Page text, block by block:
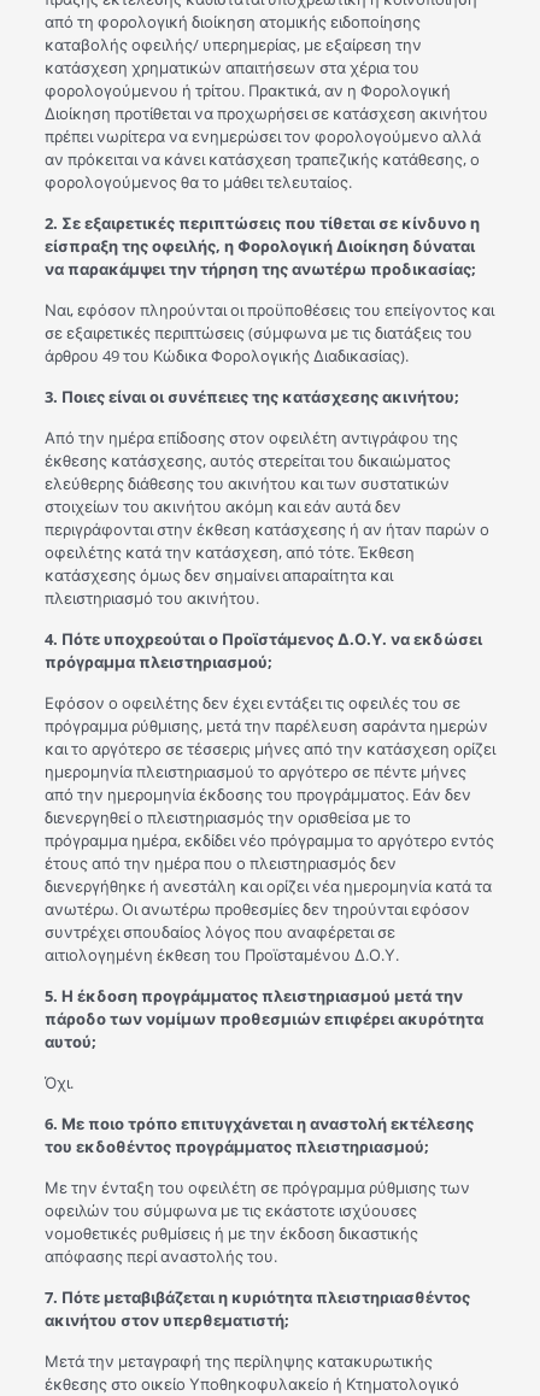
από τη φορολογική διοίκηση ατομικής ειδοποίησης
καταβολής οφειλής/ υπερημερίας, με εξαίρεση την
κατάσχεση χρηματικών απαιτήσεων στα χέρια του
φορολογούμενου ή τρίτου. Πρακτικά, αν η Φορολογική
Διοίκηση προτίθεται να προχωρήσει σε κατάσχεση ακινήτου
πρέπει νωρίτερα να ενημερώσει τον φορολογούμενο αλλά
αν πρόκειται να κάνει κατάσχεση τραπεζικής κατάθεσης, ο
φορολογούμενος θα το μάθει τελευταίος.
2. Σε εξαιρετικές περιπτώσεις που τίθεται σε κίνδυνο η
είσπραξη της οφειλής, η Φορολογική Διοίκηση δύναται
να παρακάμψει την τήρηση της ανωτέρω προδικασίας;
Ναι, εφόσον πληρούνται οι προϋποθέσεις του επείγοντος και
σε εξαιρετικές περιπτώσεις (σύμφωνα με τις διατάξεις του
άρθρου 49 του Κώδικα Φορολογικής Διαδικασίας).
3. Ποιες είναι οι συνέπειες της κατάσχεσης ακινήτου;
Από την ημέρα επίδοσης στον οφειλέτη αντιγράφου της
έκθεσης κατάσχεσης, αυτός στερείται του δικαιώματος
ελεύθερης διάθεσης του ακινήτου και των συστατικών
στοιχείων του ακινήτου ακόμη και εάν αυτά δεν
περιγράφονται στην έκθεση κατάσχεσης ή αν ήταν παρών ο
οφειλέτης κατά την κατάσχεση, από τότε. Έκθεση
κατάσχεσης όμως δεν σημαίνει απαραίτητα και
πλειστηριασμό του ακινήτου.
4. Πότε υποχρεούται ο Προϊστάμενος Δ.Ο.Υ. να εκδώσει
πρόγραμμα πλειστηριασμού;
Εφόσον ο οφειλέτης δεν έχει εντάξει τις οφειλές του σε
πρόγραμμα ρύθμισης, μετά την παρέλευση σαράντα ημερών
και το αργότερο σε τέσσερις μήνες από την κατάσχεση ορίζει
ημερομηνία πλειστηριασμού το αργότερο σε πέντε μήνες
από την ημερομηνία έκδοσης του προγράμματος. Εάν δεν
διενεργηθεί ο πλειστηριασμός την ορισθείσα με το
πρόγραμμα ημέρα, εκδίδει νέο πρόγραμμα το αργότερο εντός
έτους από την ημέρα που ο πλειστηριασμός δεν
διενεργήθηκε ή ανεστάλη και ορίζει νέα ημερομηνία κατά τα
ανωτέρω. Οι ανωτέρω προθεσμίες δεν τηρούνται εφόσον
συντρέχει σπουδαίος λόγος που αναφέρεται σε
αιτιολογημένη έκθεση του Προϊσταμένου Δ.Ο.Υ.
5. Η έκδοση προγράμματος πλειστηριασμού μετά την
πάροδο των νομίμων προθεσμιών επιφέρει ακυρότητα
αυτού;
Όχι.
6. Με ποιο τρόπο επιτυγχάνεται η αναστολή εκτέλεσης
του εκδοθέντος προγράμματος πλειστηριασμού;
Με την ένταξη του οφειλέτη σε πρόγραμμα ρύθμισης των
οφειλών του σύμφωνα με τις εκάστοτε ισχύουσες
νομοθετικές ρυθμίσεις ή με την έκδοση δικαστικής
απόφασης περί αναστολής του.
7. Πότε μεταβιβάζεται η κυριότητα πλειστηριασθέντος
ακινήτου στον υπερθεματιστή;
Μετά την μεταγραφή της περίληψης κατακυρωτικής
έκθεσης στο οικείο Υποθηκοφυλακείο ή Κτηματολογικό